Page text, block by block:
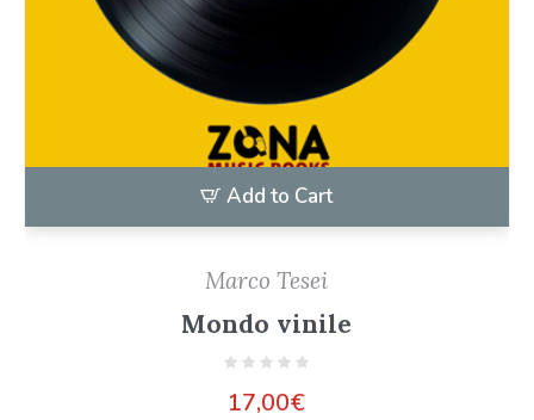
Add to Cart
Marco Tesei
Mondo vinile
17,00€